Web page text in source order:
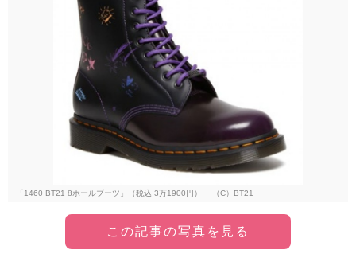
「1460 BT21 8ホールブーツ」（税込 3万1900円） （C）BT21
この記事の写真を見る